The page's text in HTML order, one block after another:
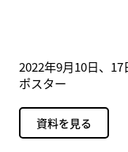
2022年9月10日、17
ポスター
資料を見る